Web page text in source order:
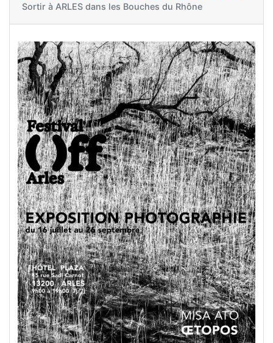
Sortir à ARLES dans les Bouches du Rhône